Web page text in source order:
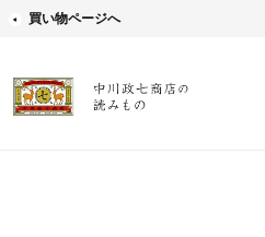
買い物ページへ